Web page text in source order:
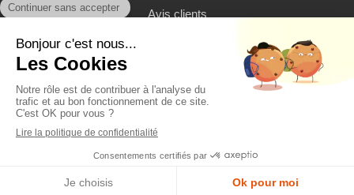
Avis clients
©2022 Le spécialiste de la toiture - Couverture, toiture
Plan du site
Mentions légales
Création et référencement du site par Simplébo